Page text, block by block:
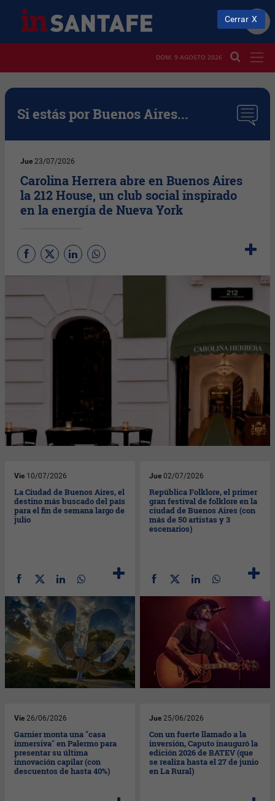
DOM. 9 AGOSTO 2026
Si estás por Buenos Aires...
Jue 23/07/2026
Carolina Herrera abre en Buenos Aires
la 212 House, un club social inspirado
en la energía de Nueva York
Vie 10/07/2026
La Ciudad de Buenos Aires, el
destino más buscado del país
para el fin de semana largo de
julio
Jue 02/07/2026
República Folklore, el primer
gran festival de folklore en la
ciudad de Buenos Aires (con
más de 50 artistas y 3
escenarios)
Vie 26/06/2026
Garnier monta una "casa
inmersiva" en Palermo para
presentar su última
innovación capilar (con
descuentos de hasta 40%)
Jue 25/06/2026
Con un fuerte llamado a la
inversión, Caputo inauguró la
edición 2026 de BATEV (que
se realiza hasta el 27 de junio
en La Rural)
Cerrar